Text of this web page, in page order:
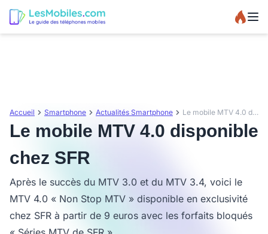
Accueil Smartphone Actualités Smartphone Le mobile MTV 4.0 disponible chez SFR
Le mobile MTV 4.0 disponible
chez SFR
Après le succès du MTV 3.0 et du MTV 3.4, voici le
MTV 4.0 « Non Stop MTV » disponible en exclusivité
chez SFR à partir de 9 euros avec les forfaits bloqués